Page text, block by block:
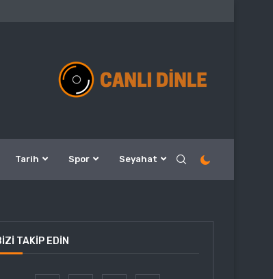
Tarih Spor Seyahat
TAKIP EDIN